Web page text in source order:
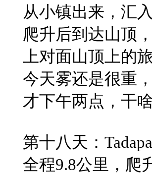
从小镇出来，汇
爬升后到达山顶
上对面山顶上的旅
今天雾还是很重
才下午两点，干
第十八天：
全程9.8公里，爬